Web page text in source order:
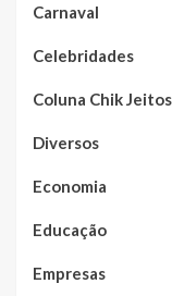
Carnaval
Celebridades
Coluna Chik
Diversos
Economia
Educação
Empresas